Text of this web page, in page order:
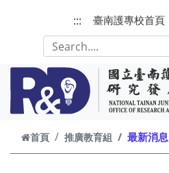
:::
臺南護專校首頁
首頁 推廣教育組 最新消息